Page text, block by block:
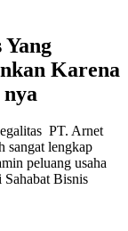
Karena
PT. Arnet
sangat lengkap
peluang usaha
Bisnis